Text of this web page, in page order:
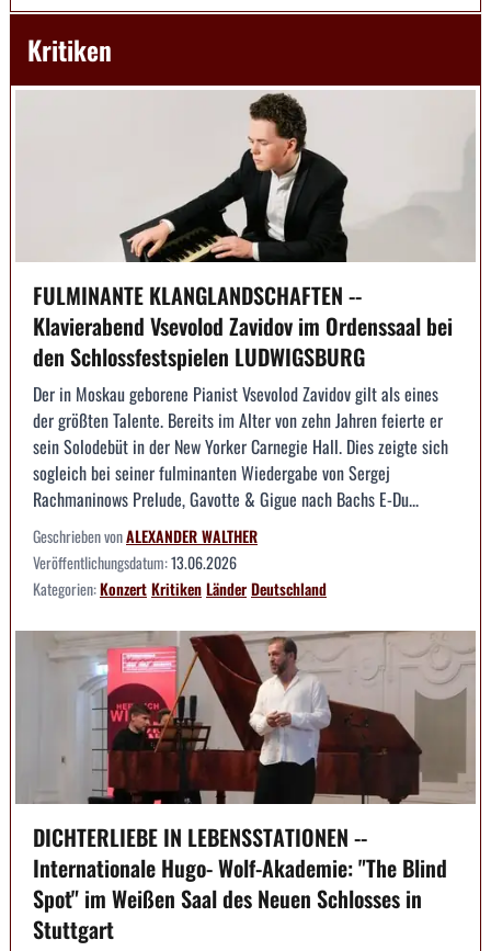
Kritiken
FULMINANTE KLANGLANDSCHAFTEN --
Klavierabend Vsevolod Zavidov im Ordenssaal bei
den Schlossfestspielen LUDWIGSBURG
Der in Moskau geborene Pianist Vsevolod Zavidov gilt als eines
der größten Talente. Bereits im Alter von zehn Jahren feierte er
sein Solodebüt in der New Yorker Carnegie Hall. Dies zeigte sich
sogleich bei seiner fulminanten Wiedergabe von Sergej
Rachmaninows Prelude, Gavotte & Gigue nach Bachs E-Du...
Geschrieben vonALEXANDER WALTHER
Veröffentlichungsdatum:13.06.2026
Kategorien:KonzertKritikenLänderDeutschland
DICHTERLIEBE IN LEBENSSTATIONEN --
Internationale Hugo- Wolf-Akademie: "The Blind
Spot" im Weißen Saal des Neuen Schlosses in
Stuttgart